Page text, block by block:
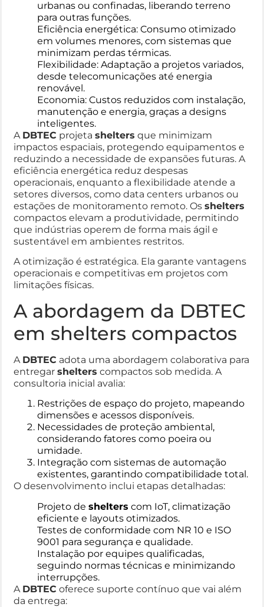
urbanas ou confinadas, liberando terreno
para outras funções.
Eficiência energética: Consumo otimizado
em volumes menores, com sistemas que
minimizam perdas térmicas.
Flexibilidade: Adaptação a projetos variados,
desde telecomunicações até energia
renovável.
Economia: Custos reduzidos com instalação,
manutenção e energia, graças a designs
inteligentes.
A DBTEC projeta shelters que minimizam
impactos espaciais, protegendo equipamentos e
reduzindo a necessidade de expansões futuras. A
eficiência energética reduz despesas
operacionais, enquanto a flexibilidade atende a
setores diversos, como data centers urbanos ou
estações de monitoramento remoto. Os shelters
compactos elevam a produtividade, permitindo
que indústrias operem de forma mais ágil e
sustentável em ambientes restritos.
A otimização é estratégica. Ela garante vantagens
operacionais e competitivas em projetos com
limitações físicas.
A abordagem da DBTEC
em shelters compactos
A DBTEC adota uma abordagem colaborativa para
entregar shelters compactos sob medida. A
consultoria inicial avalia:
Restrições de espaço do projeto, mapeando
dimensões e acessos disponíveis.
Necessidades de proteção ambiental,
considerando fatores como poeira ou
umidade.
Integração com sistemas de automação
existentes, garantindo compatibilidade total.
O desenvolvimento inclui etapas detalhadas:
Projeto de shelters com IoT, climatização
eficiente e layouts otimizados.
Testes de conformidade com NR 10 e ISO
9001 para segurança e qualidade.
Instalação por equipes qualificadas,
seguindo normas técnicas e minimizando
interrupções.
A DBTEC oferece suporte contínuo que vai além
da entrega: